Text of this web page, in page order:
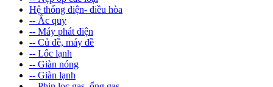
Hệ thống điện- điều hòa
-- Ắc quy
-- Máy phát điện
-- Củ đề, máy đề
-- Lốc lạnh
-- Giàn nóng
-- Giàn lạnh